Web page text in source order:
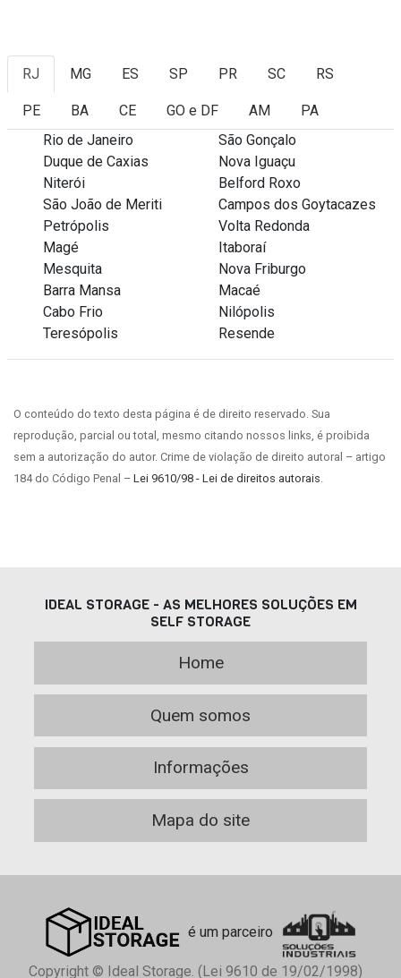
RJ MG ES SP PR SC RS
PE BA CE GO e DF AM
PA
Rio de Janeiro
São Gonçalo
Duque de Caxias
Nova Iguaçu
Niterói
Belford Roxo
São João de Meriti
Campos dos Goytacazes
Petrópolis
Volta Redonda
Magé
Itaboraí
Mesquita
Nova Friburgo
Barra Mansa
Macaé
Cabo Frio
Nilópolis
Teresópolis
Resende
O conteúdo do texto desta página é de direito reservado. Sua
reprodução, parcial ou total, mesmo citando nossos links, é proibida
sem a autorização do autor. Crime de violação de direito autoral – artigo
184 do Código Penal – Lei 9610/98 - Lei de direitos autorais
IDEAL STORAGE - AS MELHORES SOLUÇÕES EM
SELF STORAGE
Home
Quem somos
Informações
Mapa do site
é um parceiro
Copyright © Ideal Storage. (Lei 9610 de 19/02/1998)